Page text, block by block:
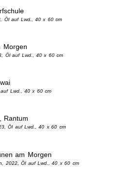
Öl auf Lwd., 40 x 60 cm
Öl auf Lwd., 40 x 60 cm
auf Lwd., 40 x 60 cm
Öl auf Lwd., 40 x 60 cm
2022, Öl auf Lwd., 40 x 60 cm